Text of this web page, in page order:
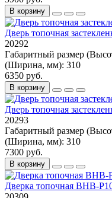
В корзину
Дверь топочная
20292
Габаритный размер
(Ширина, мм): 310
6350 руб.
В корзину
Дверь топочная
20293
Габаритный размер
(Ширина, мм): 310
7300 руб.
В корзину
Дверка топочная BHB-